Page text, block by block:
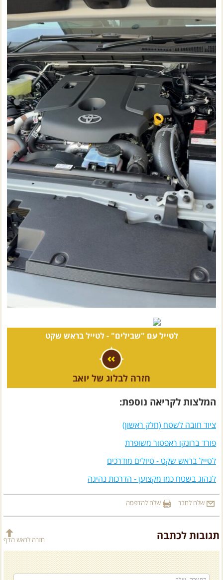
לטייל בראש שקט
חזרה לבלוג של יואב
המלצות לקריאה נוספת:
ציוד חובה לשטח (חלק ראשון)
פורד ברונקו ראפטור משופרת
לטייל בראש שקט - טיולים מודרכים
לנהוג בשטח כמו מקצוען - הדרכות נהיגה
תגובות לכתבה